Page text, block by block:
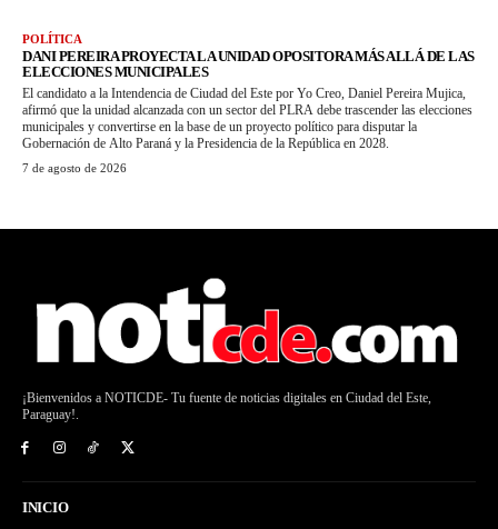
POLÍTICA
DANI PEREIRA PROYECTA LA UNIDAD OPOSITORA MÁS ALLÁ DE LAS
ELECCIONES MUNICIPALES
El candidato a la Intendencia de Ciudad del Este por Yo Creo, Daniel Pereira Mujica,
afirmó que la unidad alcanzada con un sector del PLRA debe trascender las elecciones
municipales y convertirse en la base de un proyecto político para disputar la
Gobernación de Alto Paraná y la Presidencia de la República en 2028.
7 de agosto de 2026
¡Bienvenidos a NOTICDE- Tu fuente de noticias digitales en Ciudad del Este,
Paraguay!.
INICIO